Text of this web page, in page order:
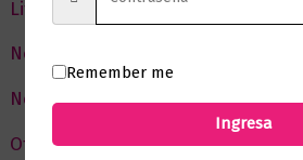
Literatura
Negocios
Novedades
Ofertas
Remember me
Ingresa